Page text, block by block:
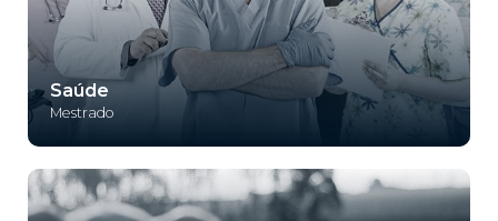
Saúde
Mestrado